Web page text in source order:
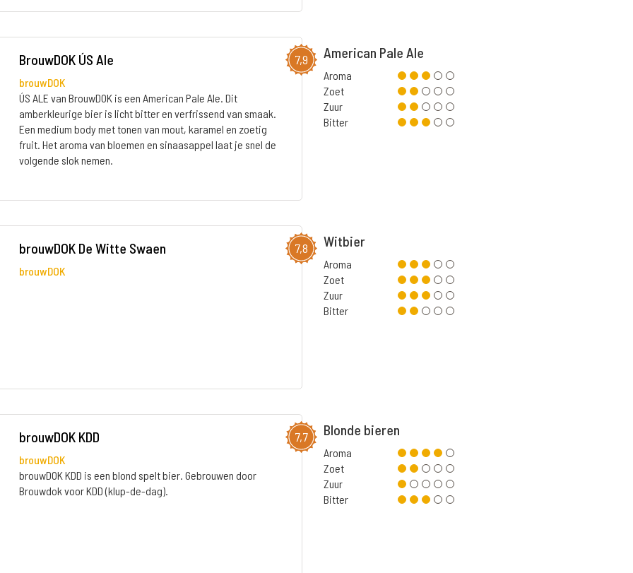
7,9
BrouwDOK ÚS Ale
brouwDOK
ÚS ALE van BrouwDOK is een American Pale Ale. Dit
amberkleurige bier is licht bitter en verfrissend van smaak.
Een medium body met tonen van mout, karamel en zoetig
fruit. Het aroma van bloemen en sinaasappel laat je snel de
volgende slok nemen.
American Pale Ale
Aroma
Zoet
Zuur
Bitter
7,8
brouwDOK De Witte Swaen
brouwDOK
Witbier
Aroma
Zoet
Zuur
Bitter
7,7
brouwDOK KDD
brouwDOK
brouwDOK KDD is een blond spelt bier. Gebrouwen door
Brouwdok voor KDD (klup-de-dag).
Blonde bieren
Aroma
Zoet
Zuur
Bitter